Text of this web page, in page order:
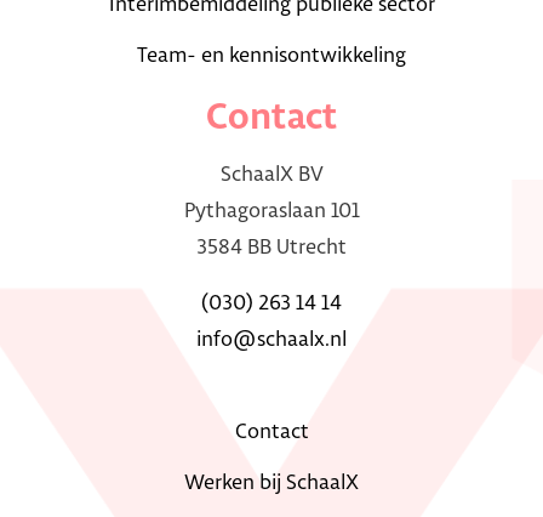
Interimbemiddeling publieke sector
Team- en kennisontwikkeling
Contact
SchaalX BV
Pythagoraslaan 101
3584 BB Utrecht
(030) 263 14 14
info@schaalx.nl
Contact
Werken bij SchaalX